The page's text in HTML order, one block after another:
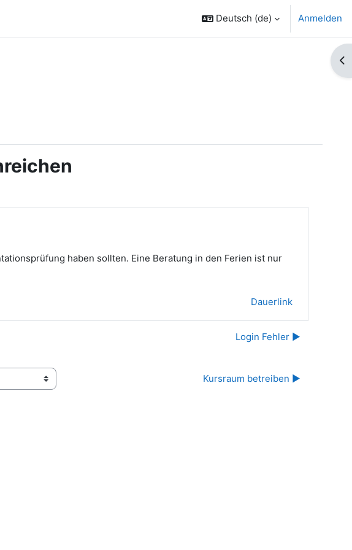
Deutsch ‎(de)‎ Anmelden
haben sollten. Eine Beratung in den Ferien ist nur
Dauerlink
Login Fehler ▶︎
Kursraum betreiben ▶︎